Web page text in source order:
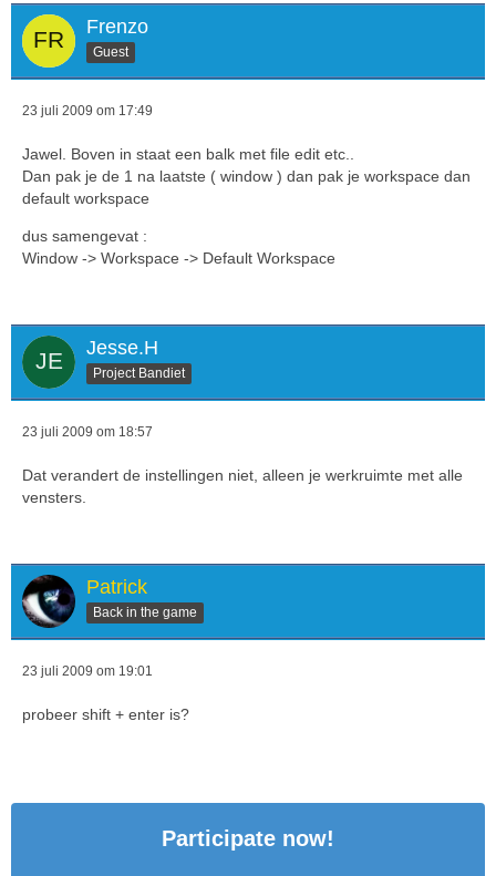
Frenzo
Guest
23 juli 2009 om 17:49
Jawel. Boven in staat een balk met file edit etc..
Dan pak je de 1 na laatste ( window ) dan pak je workspace dan
default workspace
dus samengevat :
Window -> Workspace -> Default Workspace
Jesse.H
Project Bandiet
23 juli 2009 om 18:57
Dat verandert de instellingen niet, alleen je werkruimte met alle
vensters.
Patrick
Back in the game
23 juli 2009 om 19:01
probeer shift + enter is?
Participate now!